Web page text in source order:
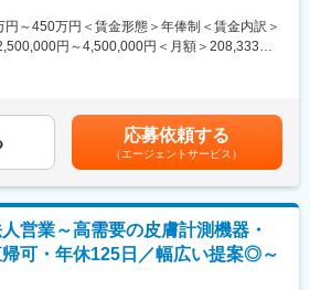
矯正多焦点眼内レンズまで、そして、眼科手
ディスポーザブル製品など、包括的な製品ラ
ています。
定める業務
健業務を受託するかたちでのサービス提供を
5日・20～40時間（1日6時間以上）で相談のう
希望に応じての調整となりますが、週3日勤務
務となります
バーと同様の業務をお任せしますが、残業や
可能です
円～450万円＜賃金形態＞年俸制＜賃金内訳＞
円～4,500,000円＜月額＞208,333円
ります。月給(月額)は固定手当を含めた表記で
応募依頼する
（エージェントサービス）
営業～高需要の皮膚計測機器・
可・年休125日／幅広い提案◎～